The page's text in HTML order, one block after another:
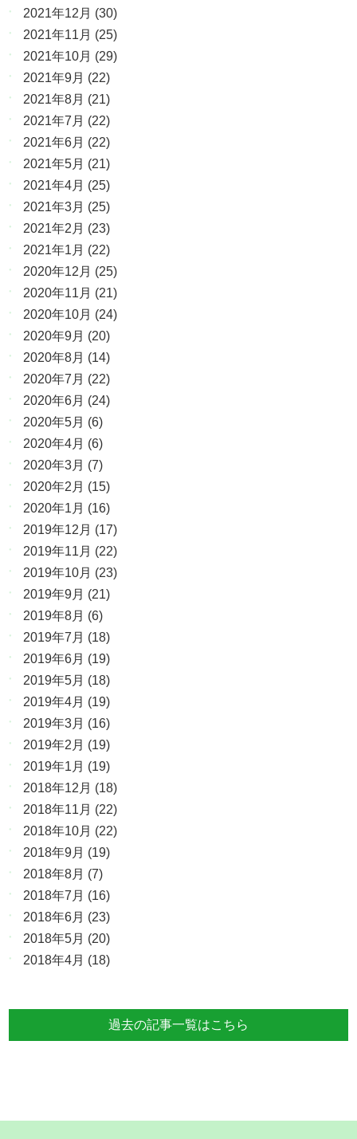
2021年12月 (30)
2021年11月 (25)
2021年10月 (29)
2021年9月 (22)
2021年8月 (21)
2021年7月 (22)
2021年6月 (22)
2021年5月 (21)
2021年4月 (25)
2021年3月 (25)
2021年2月 (23)
2021年1月 (22)
2020年12月 (25)
2020年11月 (21)
2020年10月 (24)
2020年9月 (20)
2020年8月 (14)
2020年7月 (22)
2020年6月 (24)
2020年5月 (6)
2020年4月 (6)
2020年3月 (7)
2020年2月 (15)
2020年1月 (16)
2019年12月 (17)
2019年11月 (22)
2019年10月 (23)
2019年9月 (21)
2019年8月 (6)
2019年7月 (18)
2019年6月 (19)
2019年5月 (18)
2019年4月 (19)
2019年3月 (16)
2019年2月 (19)
2019年1月 (19)
2018年12月 (18)
2018年11月 (22)
2018年10月 (22)
2018年9月 (19)
2018年8月 (7)
2018年7月 (16)
2018年6月 (23)
2018年5月 (20)
2018年4月 (18)
過去の記事一覧はこちら